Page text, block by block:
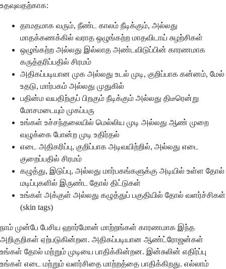
உதவுவதற்காக:
தாமதமாக வரும், நீண்ட காலம் நீடிக்கும், அல்லது
மாதக்கணக்கில் வராத ஒழுங்கற்ற மாதவிடாய் சுழற்சிகள்
ஒழுங்கற்ற அல்லது இல்லாத அண்டவிடுப்பின் காரணமாக
கருத்தரிப்பதில் சிரமம்
அதிகப்படியான முக அல்லது உடல் முடி, குறிப்பாக கன்னம், மேல்
உதடு, மார்பகம் அல்லது முதுகில்
பதின்ம வயதிற்குப் பிறகும் நீடிக்கும் அல்லது திடீரென்று
மோசமடையும் முகப்பரு
உங்கள் உச்சந்தலையில் மெல்லிய முடி அல்லது ஆண் முறை
வழுக்கை போன்ற முடி உதிர்தல்
எடை அதிகரிப்பு, குறிப்பாக அடிவயிற்றில், அல்லது எடை
குறைப்பதில் சிரமம்
கழுத்து, இடுப்பு, அல்லது மார்பகங்களுக்கு அடியில் உள்ள தோல்
மடிப்புகளில் இருண்ட தோல் திட்டுகள்
உங்கள் அக்குள் அல்லது கழுத்துப் பகுதியில் தோல் வளர்ச்சிகள்
(skin tags)
நாம் முன்பே பேசிய ஹார்மோன் மாற்றங்கள் காரணமாக இந்த
அறிகுறிகள் ஏற்படுகின்றன. அதிகப்படியான ஆண்ட்ரோஜன்கள்
உங்கள் தோல் மற்றும் முடியை பாதிக்கின்றன. இன்சுலின் எதிர்ப்பு
உங்கள் எடை மற்றும் வளர்சிதை மாற்றத்தை பாதிக்கிறது. எல்லாம்